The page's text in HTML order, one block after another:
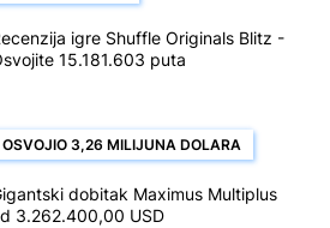
igre Shuffle Originals Blitz -
15.181.603 puta
OSVOJIO 3,26 MILIJUNA DOLARA
dobitak Maximus Multiplus
3.262.400,00 USD